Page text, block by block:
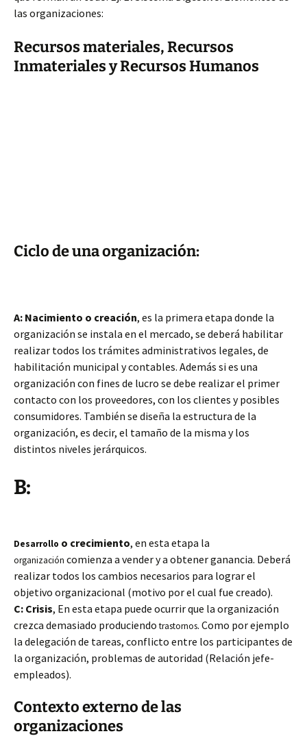
las organizaciones:
Recursos materiales, Recursos
Inmateriales y Recursos Humanos
Ciclo de una organización:
A: Nacimiento o creación, es la primera etapa donde la
organización se instala en el mercado, se deberá habilitar
realizar todos los trámites administrativos legales, de
habilitación municipal y contables. Además si es una
organización con fines de lucro se debe realizarel primer
contacto con los proveedores, con los clientes y posibles
consumidores. También se diseña la estructura de la
organización, es decir, el tamaño de la misma y los
distintos niveles jerárquicos.
B:
Desarrollo o crecimiento, en esta etapa la
organización comienza a vender y a obtener ganancia. Deberá
realizar todos los cambios necesarios para lograr el
objetivo organizacional (motivo por el cual fue creado).
C: Crisis, En esta etapa puede ocurrir que la organización
crezca demasiado produciendotrastornos. Como por ejemplo
la delegación de tareas, conflicto entre los participantes de
la organización, problemas de autoridad (Relación jefe-
empleados).
Contexto externo de las
organizaciones